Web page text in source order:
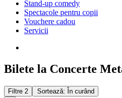
Stand-up comedy
Spectacole pentru copii
Vouchere cadou
Servicii
Bilete la Concerte
Filtre 2
Sortează: În curând